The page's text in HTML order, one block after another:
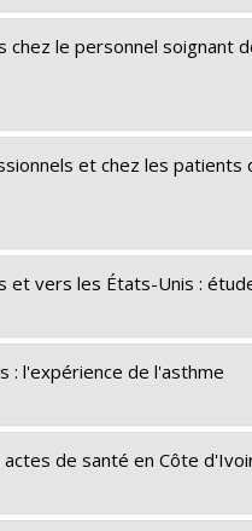
chez le personnel soignant
et chez les patients
et vers les États-Unis :
: l'expérience de l'asthme
de santé en Côte